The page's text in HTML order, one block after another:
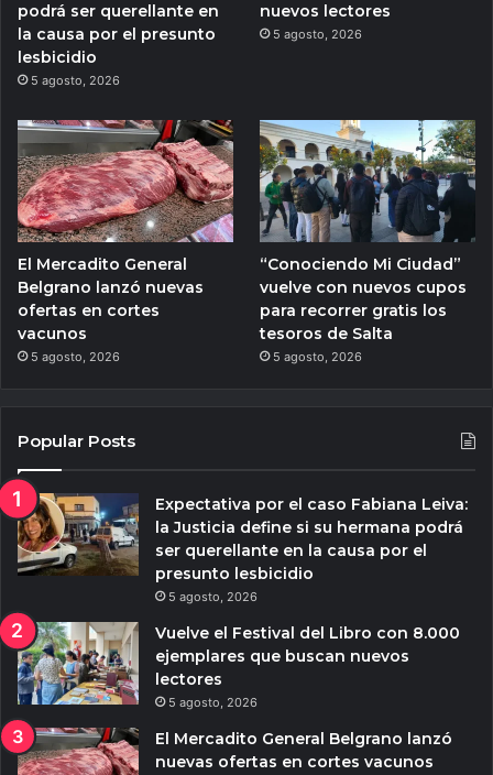
podrá ser querellante en
la causa por el presunto
lesbicidio
5 agosto, 2026
nuevos lectores
5 agosto, 2026
El Mercadito General
Belgrano lanzó nuevas
ofertas en cortes
vacunos
5 agosto, 2026
“Conociendo Mi Ciudad”
vuelve con nuevos cupos
para recorrer gratis los
tesoros de Salta
5 agosto, 2026
Popular Posts
Expectativa por el caso Fabiana Leiva:
la Justicia define si su hermana podrá
ser querellante en la causa por el
presunto lesbicidio
5 agosto, 2026
Vuelve el Festival del Libro con 8.000
ejemplares que buscan nuevos
lectores
5 agosto, 2026
El Mercadito General Belgrano lanzó
nuevas ofertas en cortes vacunos